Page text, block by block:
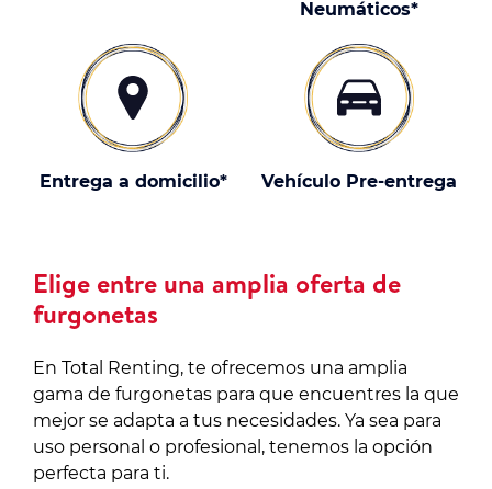
Neumáticos*
Entrega a domicilio* Vehículo Pre-entrega
Elige entre una amplia oferta de
furgonetas
En Total Renting, te ofrecemos una amplia
gama de furgonetas para que encuentres la que
mejor se adapta a tus necesidades. Ya sea para
uso personal o profesional, tenemos la opción
perfecta para ti.